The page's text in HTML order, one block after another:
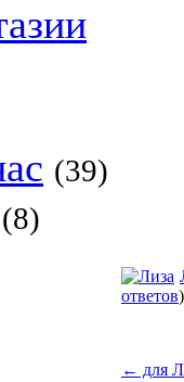
(39)
(8)
ответов)
← для